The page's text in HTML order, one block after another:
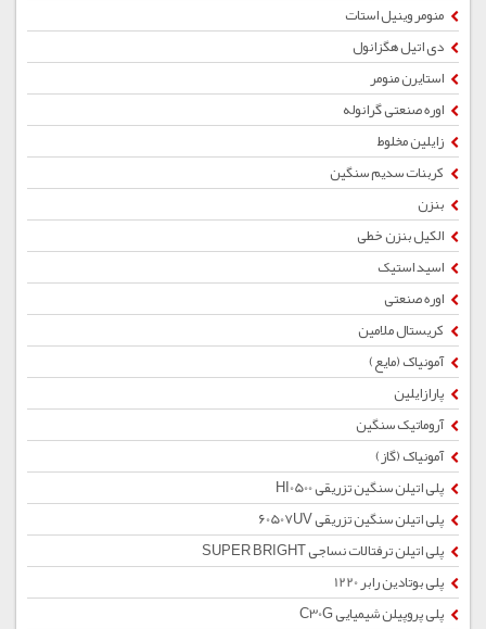
منومر وینیل استات
دی اتیل هگزانول
استایرن منومر
اوره صنعتی گرانوله
زایلین مخلوط
کربنات سدیم سنگین
بنزن
الکیل بنزن خطی
اسید استیک
اوره صنعتی
کریستال ملامین
آمونیاک (مایع)
پارازایلین
آروماتیک سنگین
آمونیاک (گاز)
پلی اتیلن سنگین تزریقی HI0500
پلی اتیلن سنگین تزریقی 60507UV
پلی اتیلن ترفتالات نساجی SUPER BRIGHT
پلی بوتادین رابر 1220
پلی پروپیلن شیمیایی C30G